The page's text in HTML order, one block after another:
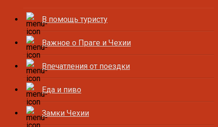
В помощь туристу
Важное о Праге и Чехии
Впечатления от поездки
Еда и пиво
Замки Чехии